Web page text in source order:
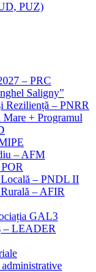
PUZ)
– PRC
Saligny”
Reziliență – PNRR
Mare + Programul
– AFM
– PNDL II
– AFIR
GAL3
– LEADER